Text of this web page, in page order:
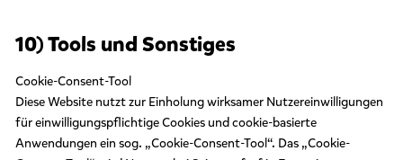
10) Tools und Sonstiges
Cookie-Consent-Tool
Diese Website nutzt zur Einholung wirksamer Nutzereinwilligungen
für einwilligungspflichtige Cookies und cookie-basierte
Anwendungen ein sog. „Cookie-Consent-Tool“. Das „Cookie-